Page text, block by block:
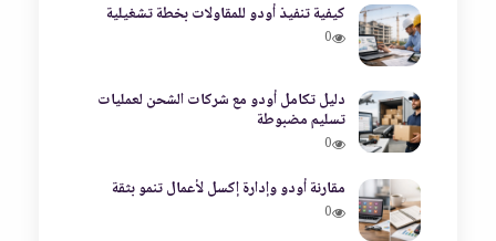
كيفية تنفيذ أودو للمقاولات بخطة تشغيلية
0
دليل تكامل أودو مع شركات الشحن لعمليات
تسليم مضبوطة
0
مقارنة أودو وإدارة إكسل لأعمال تنمو بثقة
0